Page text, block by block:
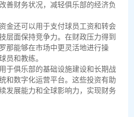
善财务状况，减轻俱乐部的经济负
金还可以用于支付球员工资和转会
层面保持竞争力。在财政压力得到
那能够在市场中更灵活地进行操
员和教练。
于俱乐部的基础设施建设和长期战
和数字化运营平台。这些投资有助
发展能力和全球影响力，实现财务